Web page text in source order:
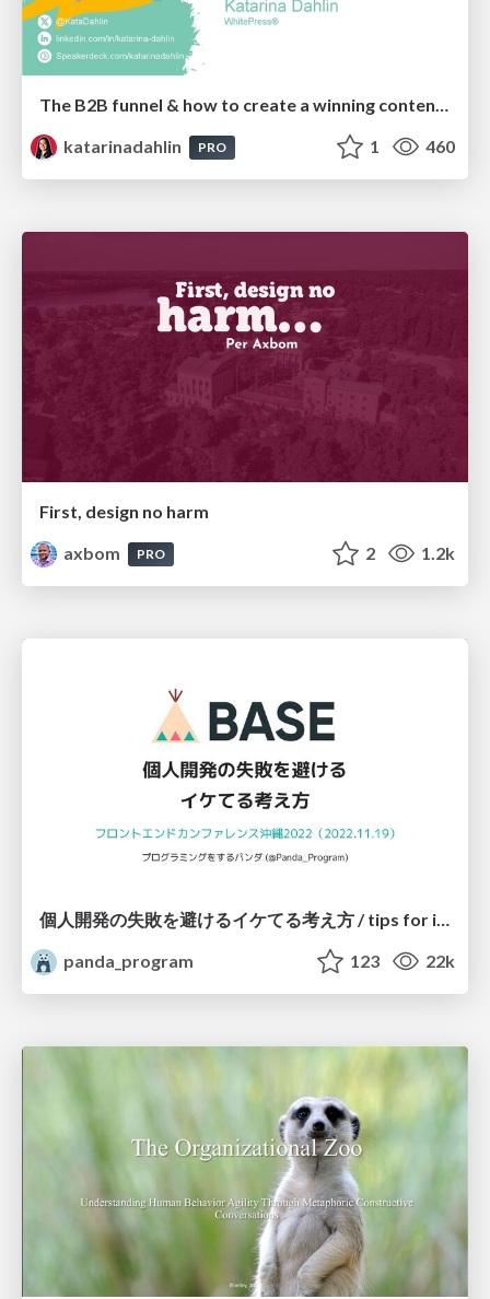
The B2B funnel & how to create a winning content strategy
katarinadahlin
PRO 1 460
First, design no harm
axbom
PRO 2 1.2k
panda_program
123 22k